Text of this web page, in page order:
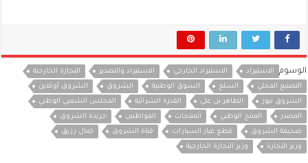
الوسوم الاستيراد الاستيراد الخارجي الاستيراد والتصدير
التجارة الخارجية
التصنيع المحلي
السلع السوق الوطنية الشروق
الشروق أونلاين
الشروق نيوز
الطاهر بن علي القدرة الشرائية
المجلس الشعبي الوطني
المصدر
المنتج الوطني المنتجات المواطنين
جريدة الشروق
صحيفة الشروق
قطع غيار السيارات قناة الشروق
كمال رزيق
وزير التجارة
وزير التجارة الخارجية